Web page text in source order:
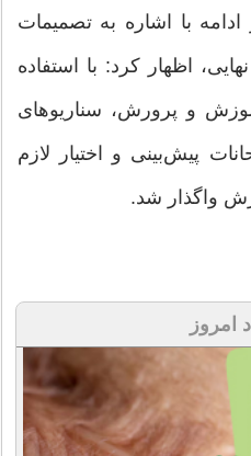
با اشاره به تصمیمات
اظهار کرد: با استفاده
و پرورش، سناریوهای
پیش‌بینی و اختیار لازم
واگذار شد.
امروز